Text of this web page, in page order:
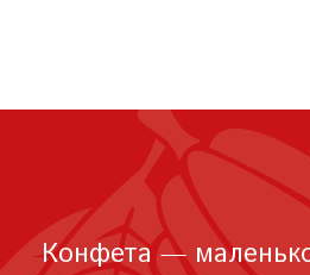
Конфета —